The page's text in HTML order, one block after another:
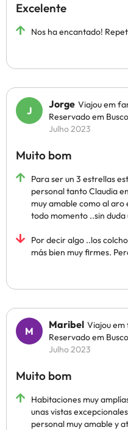
Excelente
Nos ha encantado!
Jorge Viajou em
Reservado em
Julho 2023
Muito bom
Para ser un 3 estrellas
personal tanto Claudia
muy amable como al
todo momento ..sin
Por decir algo ..los
más bien muy firmes.
Maribel Viajou em
Reservado em
Julho 2023
Muito bom
Habitaciones muy
unas vistas
personal muy amable y